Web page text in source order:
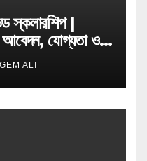
স্কলারশিপ |
আবেদন, যোগ্যতা ও
ALI